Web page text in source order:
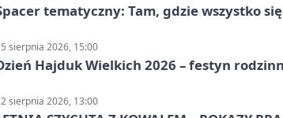
tematyczny: Tam, gdzie wszystko
sierpnia 2026, 15:00
Hajduk Wielkich 2026 – festyn
sierpnia 2026, 13:00